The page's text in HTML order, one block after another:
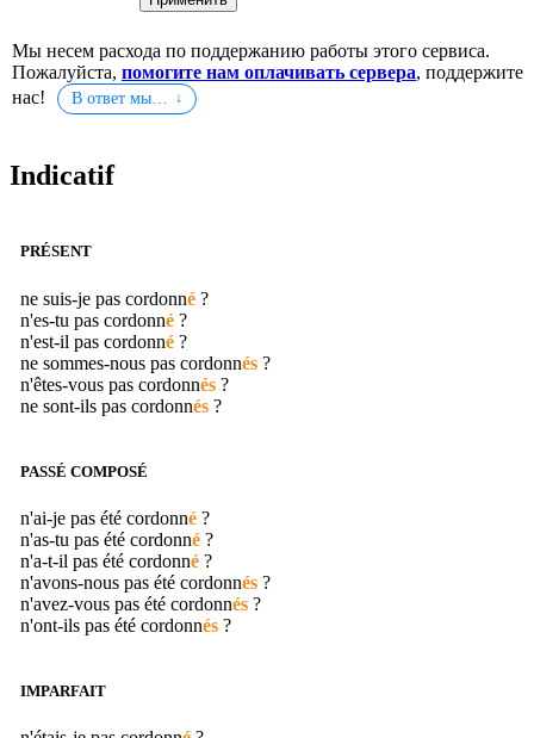
Мы несем расхода по поддержанию работы этого сервиса.
Пожалуйста, помогите нам оплачивать сервера, поддержите
нас!
В ответ мы…
Indicatif
PRÉSENT
ne suis-je pas cordonné ?
n'es-tu pas cordonné ?
n'est-il pas cordonné ?
ne sommes-nous pas cordonnés ?
n'êtes-vous pas cordonnés ?
ne sont-ils pas cordonnés ?
PASSÉ COMPOSÉ
n'ai-je pas été cordonné ?
n'as-tu pas été cordonné ?
n'a-t-il pas été cordonné ?
n'avons-nous pas été cordonnés ?
n'avez-vous pas été cordonnés ?
n'ont-ils pas été cordonnés ?
IMPARFAIT